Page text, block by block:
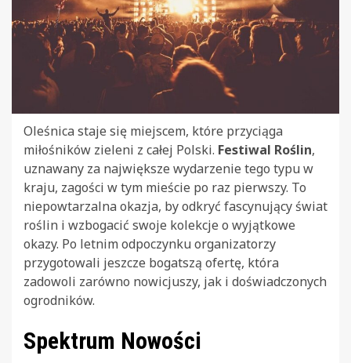
Oleśnica staje się miejscem, które przyciąga
miłośników zieleni z całej Polski. Festiwal Roślin,
uznawany za największe wydarzenie tego typu w
kraju, zagości w tym mieście po raz pierwszy. To
niepowtarzalna okazja, by odkryć fascynujący świat
roślin i wzbogacić swoje kolekcje o wyjątkowe
okazy. Po letnim odpoczynku organizatorzy
przygotowali jeszcze bogatszą ofertę, która
zadowoli zarówno nowicjuszy, jak i doświadczonych
ogrodników.
Spektrum Nowości